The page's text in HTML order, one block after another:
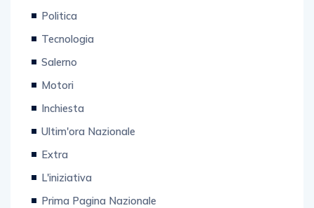
Politica
Tecnologia
Salerno
Motori
Inchiesta
Ultim'ora Nazionale
Extra
L'iniziativa
Prima Pagina Nazionale